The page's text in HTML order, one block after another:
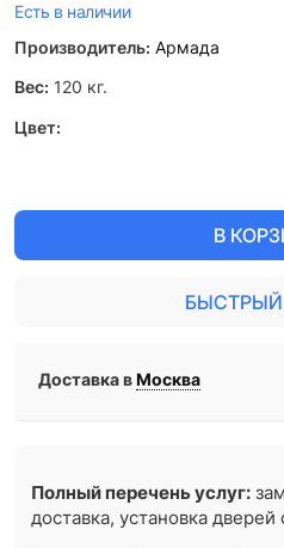
Есть в наличии
Производитель: Армада
Вес: 120 кг.
Цвет:
В
БЫСТРЫЙ
Доставка вМосква
Полный перечень услуг:
доставка, установка